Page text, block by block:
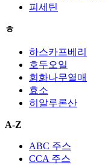
피세틴
ㅎ
하스카프베리
호두오일
회화나무열매
효소
히알루론산
A-Z
ABC 주스
CCA 주스